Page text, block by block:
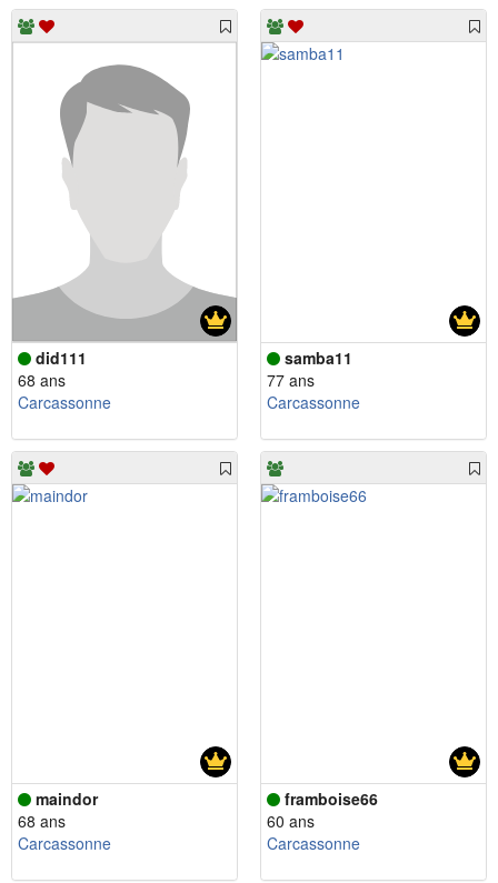
did111
68 ans
Carcassonne
samba11
77 ans
Carcassonne
maindor
68 ans
Carcassonne
framboise66
60 ans
Carcassonne